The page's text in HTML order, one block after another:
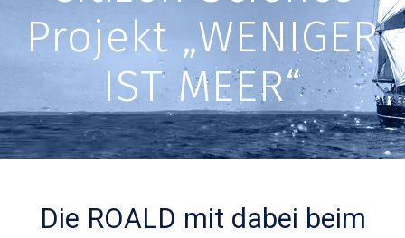
Projekt „WENIGER
IST MEER“
Die ROALD mit dabei beim